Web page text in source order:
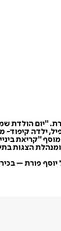
"יום הולדת
ילדה
"קריאת
הצגות
פורת –